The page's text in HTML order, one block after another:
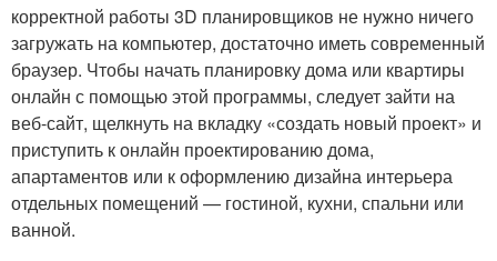
корректной работы 3D планировщиков не нужно ничего
загружать на компьютер, достаточно иметь современный
браузер. Чтобы начать планировку дома или квартиры
онлайн с помощью этой программы, следует зайти на
веб-сайт, щелкнуть на вкладку «создать новый проект» и
приступить к онлайн проектированию дома,
апартаментов или к оформлению дизайна интерьера
отдельных помещений — гостиной, кухни, спальни или
ванной.